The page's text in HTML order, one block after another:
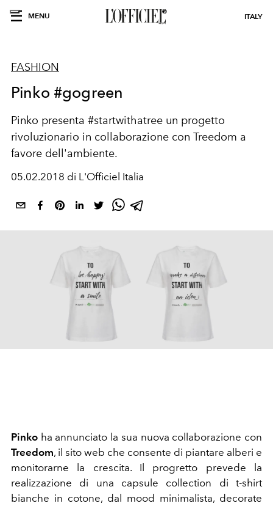
MENU ITALY
FASHION
Pinko #gogreen
Pinko presenta #startwithatree un progetto
rivoluzionario in collaborazione con Treedom a
favore dell'ambiente.
05.02.2018 di L'Officiel Italia
Pinko ha annunciato la sua nuova collaborazione con
Treedom, il sito web che consente di piantare alberi e
monitorarne la crescita. Il progretto prevede la
realizzazione di una capsule collection di t-shirt
bianche in cotone, dal mood minimalista, decorate